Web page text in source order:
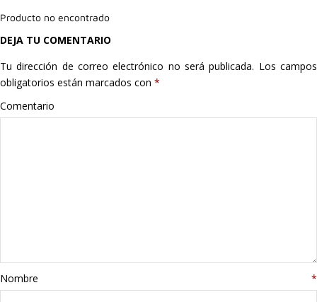
Hogar
Informática
Listas
libros
Producto no encontrado
DEJA TU COMENTARIO
Tu dirección de correo electrónico no será publicada. Los campos
obligatorios están marcados con *
Comentario
Nombre *